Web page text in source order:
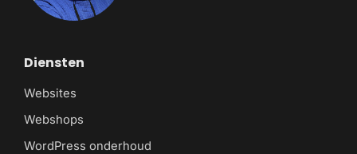
Diensten
Websites
Webshops
WordPress onderhoud